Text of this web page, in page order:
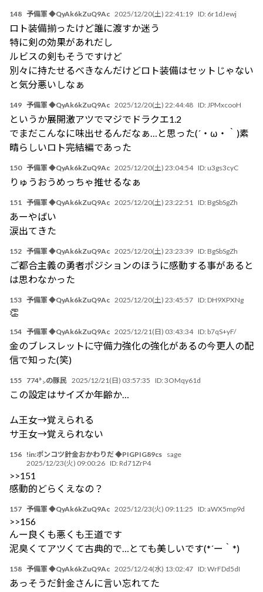
148 予備軍 ◆QyAk6kZuQ9Ac 2025/12/20(土) 22:41:19 ID: 6r1dJewj
ロト装備揃ったけど誰に渡すか迷う
特に剣の効果があれだし
ルビスの剣もそうですけど
別々に持たせるべきなんだけどロト装備はセットじゃない
と気分悪いしなぁ
149 予備軍 ◆QyAk6kZuQ9Ac 2025/12/20(土) 22:44:48 ID:JPMxcooH
というか展開激アツでマジでドラクエ1.2
でまだこんなに味出せるんだなぁ…と思った(´・ω・｀)素
晴らしいロト完結編であった
150 予備軍 ◆QyAk6kZuQ9Ac 2025/12/20(土) 23:04:54 ID: u3gs3cyC
りゅうおうめっちゃ推せるなぁ
151 予備軍 ◆QyAk6kZuQ9Ac 2025/12/20(土) 23:22:51 ID: BgSbSgZh
あーやばい
涙出てきた
152 予備軍 ◆QyAk6kZuQ9Ac 2025/12/20(土) 23:23:39 ID: BgSbSgZh
ご都合主義の勇者ポジションのほうに感動する事があると
は思わなかった
153 予備軍 ◆QyAk6kZuQ9Ac 2025/12/20(土) 23:45:57 ID: DH9XPXNg
👏
154 予備軍 ◆QyAk6kZuQ9Ac 2025/12/21(日) 03:43:34 ID: b7qS+yF/
金のブレスレットに守備力強化の強化があるの今更人の配
信で知った(笑)
155 774㌧の豚民 2025/12/21(日) 03:57:35 ID:3OMqy61d
この設定はサイズか年齢か…
ム王女→覚えられる
サ王女→覚えられない
156 !in:ポンコツ針金おかわりだ ◆PIGPIG89cs sage
2025/12/23(火) 09:00:26 ID: Rd71ZrP4
>>151
感動的どらくえなの？
157 予備軍 ◆QyAk6kZuQ9Ac 2025/12/23(火) 09:11:25 ID:aWX5mp9d
>>156
んー良くも悪くも王道です
泥臭くてアツくて古典的で…とても美しいです(*´ー｀*)
158 予備軍 ◆QyAk6kZuQ9Ac 2025/12/24(水) 13:02:47 ID:WrFDd5dI
あっそうだ針金さんに言い忘れてた